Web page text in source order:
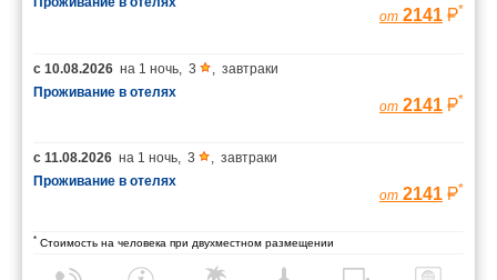
от 2141 *
с 10.08.2026 на 1 ночь, 3 , завтраки
Проживание в отелях
от 2141 *
с 11.08.2026 на 1 ночь, 3 , завтраки
Проживание в отелях
от 2141 *
* Стоимость на человека при двухместном размещении